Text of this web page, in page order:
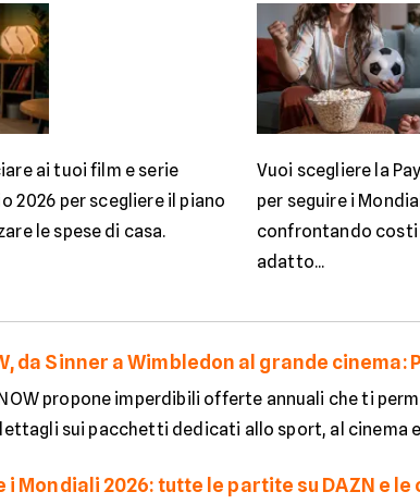
ai tuoi film e serie
2026 per scegliere il piano
le spese di casa.
Vuoi scegliere la
per seguire i
confrontando costi
adatto...
da Sinner a Wimbledon al grande cinema:
propone imperdibili offerte annuali che ti
sui pacchetti dedicati allo sport, al cinema e
i Mondiali 2026: tutte le partite su DAZN e